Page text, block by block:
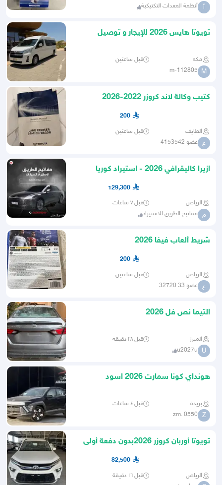
أ أنظمة المعدات التكتيكية
تويوتا هايس 2026 للإيجار و توصيل
مكه قبل ساعتين
M
m-112805
كتيب وكالة لاند كروزر 2022-2026
200
الطايف قبل ساعتين
ع عضو 4153542
ازيرا كاليقرافي 2026 - استيراد كوريا
129,300
الرياض قبل ٧ ساعات
م مفاتيح الطريق للاستيراد
شريط ألعاب فيفا 2026
200
الرياض قبل ساعتين
ع عضو 33 32720
التيما نص فل 2026
المبرز قبل ٢٨ دقيقة
U
u2027u
هونداي كونا سمارت 2026 اسود
بريدة قبل ٤ ساعات
Z
zm. 0550
تويوتا أوربان كروزر 2026بدون دفعة أولى
بأقل قسط من سمارت كار
82,500
الرياض قبل ١٦ دقيقة